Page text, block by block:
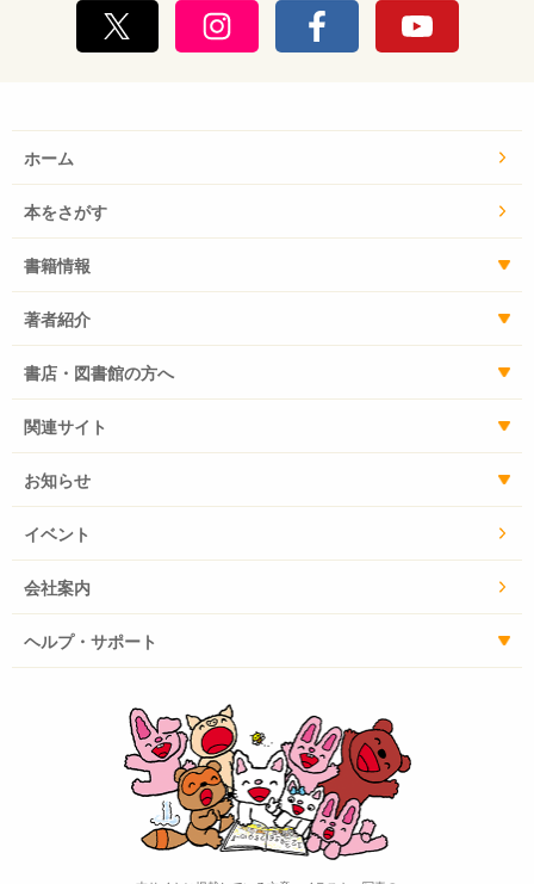
ホーム
本をさがす
書籍情報
著者紹介
書店・図書館の方へ
関連サイト
お知らせ
イベント
会社案内
ヘルプ・サポート